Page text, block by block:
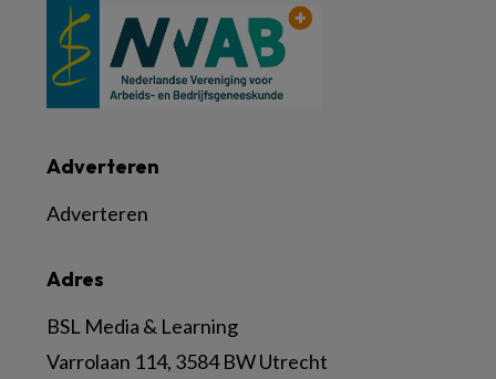
Adres
BSL Media & Learning
Varrolaan 114, 3584 BW Utrecht
Adverteren
Adverteren